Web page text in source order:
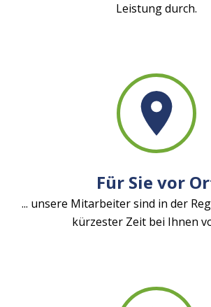
Leistung durch.
Für Sie vor
... unsere Mitarbeiter sind in der
kürzester Zeit bei Ihnen